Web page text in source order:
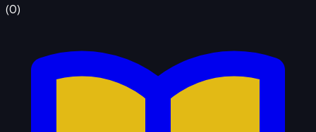
(0)